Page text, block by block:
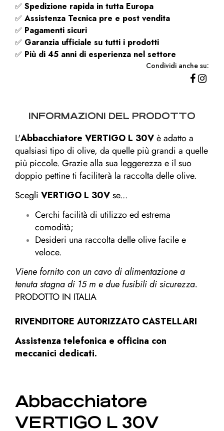
✅ Spedizione rapida in tutta Europa
✅ Assistenza Tecnica pre e post vendita
✅ Pagamenti sicuri
✅ Garanzia ufficiale su tutti i prodotti
✅ Più di 45 anni di esperienza nel settore
Condividi anche su:
INFORMAZIONI DEL PRODOTTO
L'Abbacchiatore VERTIGO L 30Vè adatto a
qualsiasi tipo di olive, da quelle più grandi a quelle
più piccole. Grazie alla sua leggerezza e il suo
doppio pettine ti faciliterà la raccolta delle olive.
Scegli VERTIGO L 30Vse...
Cerchi facilità di utilizzo ed estrema
comodità;
Desideri una raccolta delle olive facile e
veloce.
Viene fornito con un cavo di alimentazione a
tenuta stagna di 15 m e due fusibili di sicurezza.
PRODOTTO IN ITALIA
RIVENDITORE AUTORIZZATO CASTELLARI
Assistenza telefonica e officina con
meccanici dedicati.
Abbacchiatore
VERTIGO L 30V